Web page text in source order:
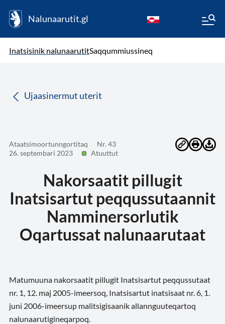
Nalunaarutit.gl
Inatsisinik nalunaarutitSaqqummiussineq
Ujaasinermut uterit
Ataatsimoortunngortitaq
Nr. 43
26. septembari 2023
Atuuttut
Nakorsaatit pillugit
Inatsisartut peqqussutaannit
Namminersorlutik
Oqartussat nalunaarutaat
Matumuuna nakorsaatit pillugit Inatsisartut peqqussutaat
nr. 1, 12. maj 2005-imeersoq, Inatsisartut inatsisaat nr. 6, 1.
juni 2006-imeersup malitsigisaanik allannguuteqartoq
nalunaarutigineqarpoq.